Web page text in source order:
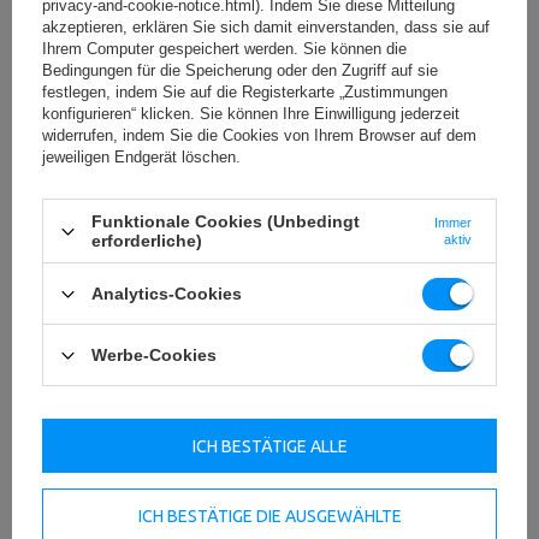
Professional Line - Geräte für den gewerblichen
Einsatz
Das Beste, was einem echten Bodybuilder passieren kann
- die Marbo Professional Serie.
Die Geräte dieser Linie verfügen über eine
und können in kommerziellen und öffentlichen
Fitnessstudios eingesetzt werden. Erleben Sie das
Vergnügen, an den besten Geräten auf dem Markt zu
trainieren! Klasse: S - Geräte für die gewerbliche Nutzung.
privacy-and-cookie-notice.html). Indem Sie diese Mitteilung
akzeptieren, erklären Sie sich damit einverstanden, dass sie auf
Ihrem Computer gespeichert werden. Sie können die
Bedingungen für die Speicherung oder den Zugriff auf sie
festlegen, indem Sie auf die Registerkarte „Zustimmungen
konfigurieren“ klicken. Sie können Ihre Einwilligung jederzeit
widerrufen, indem Sie die Cookies von Ihrem Browser auf dem
jeweiligen Endgerät löschen.
Funktionale Cookies (Unbedingt
erforderliche)
Immer
aktiv
Analytics-Cookies
Werbe-Cookies
ICH BESTÄTIGE DIE AUSGEWÄHLTE
ICH BESTÄTIGE ALLE